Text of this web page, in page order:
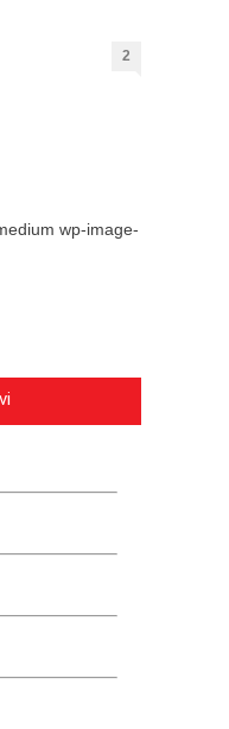
2
wp-image-